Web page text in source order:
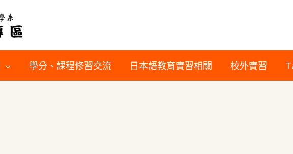
學分、課程修習交流 日本語教育實習相關 校外實習